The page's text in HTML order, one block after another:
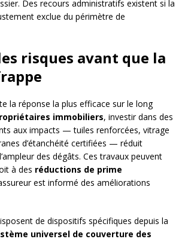
Des recours administratifs existent si la
exclue du périmètre de
risques avant que la
la réponse la plus efficace sur le long
immobiliers, investir dans des
aux impacts — tuiles renforcées, vitrage
d’étanchéité certifiées — réduit
des dégâts. Ces travaux peuvent
à des réductions de prime
est informé des améliorations
de dispositifs spécifiques depuis la
universel de couverture des